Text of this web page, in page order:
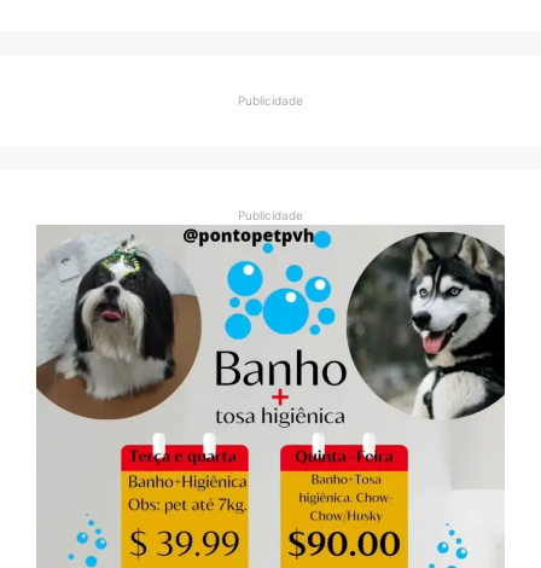
Publicidade
Publicidade